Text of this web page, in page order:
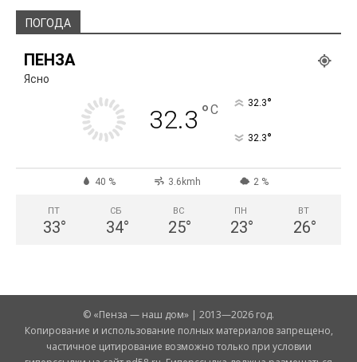
ПОГОДА
ПЕНЗА
Ясно
32.3 °C 32.3°
32.3°
40 % 3.6kmh 2 %
ПТ
33°
СБ
34°
ВС
25°
ПН
23°
ВТ
26°
© «Пенза — наш дом» | 2013—2026 год.
Копирование и использование полных материалов запрещено,
частичное цитирование возможно только при условии